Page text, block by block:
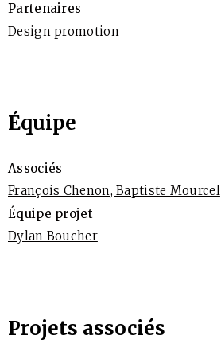
Partenaires
Design promotion
Équipe
Associés
François Chenon, Baptiste Mourcel
Équipe projet
Dylan Boucher
Projets associés